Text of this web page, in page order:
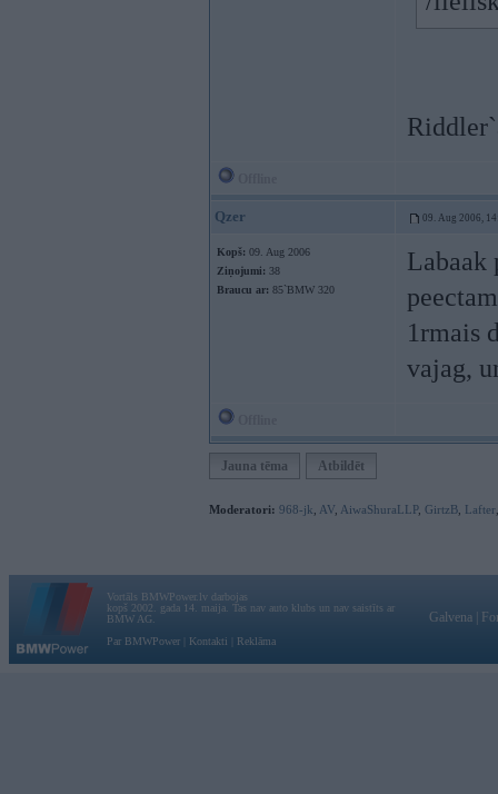
Qzer 09. Aug 2006,
Kopš: 09. Aug 2006
Ziņojumi: 38
Braucu ar: 85`BMW 320
Labaak
1rmais
vajag,
Jauna tēma Atbildēt
Moderatori: 968-jk AV AiwaShuraLLP, GirtzB Lafter
Vortāls BMWPower.lv darbojas
kopš 2002. gada 14. maija. Tas nav auto klubs un nav saistīts ar
BMW AG.
Par BMWPower
Kontakti Reklāma
Galvena